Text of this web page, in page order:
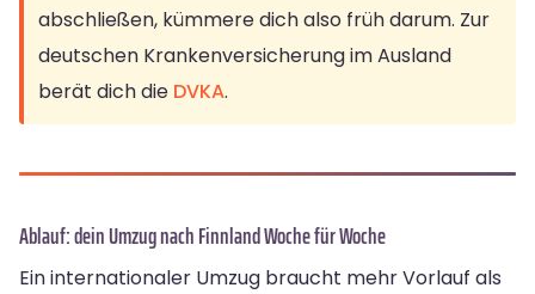
abschließen, kümmere dich also früh darum. Zur
deutschen Krankenversicherung im Ausland
berät dich die DVKA.
Ablauf: dein Umzug nach Finnland Woche für Woche
Ein internationaler Umzug braucht mehr Vorlauf als